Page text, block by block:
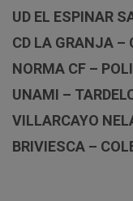
UD EL ESPINAR
CD LA GRANJA –
NORMA CF –
UNAMI –
VILLARCAYO
BRIVIESCA –